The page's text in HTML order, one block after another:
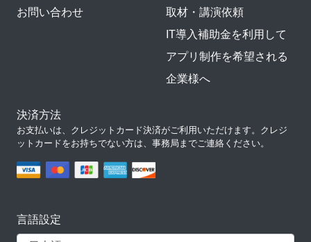
お問い合わせ
取材・講演依頼
IT導入補助金を利用して
アプリ制作を希望される
企業様へ
決済方法
お支払いは、クレジットカード決済がご利用いただけます。クレジ
ットカードをお持ちでない方は、事務局までご連絡ください。
言語設定